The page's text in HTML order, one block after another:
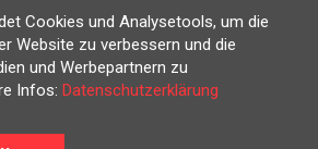
2026
Cookies und Analysetools, um die
Website zu verbessern und die
und Werbepartnern zu
Infos:Datenschutzerklärung